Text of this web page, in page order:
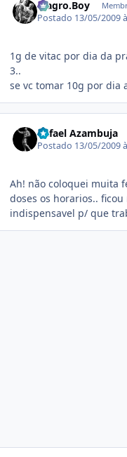
Magro.Boy
Postado 13/05/2009
1g de vitac por dia da
3..
se vc tomar 10g por dia
Rafael Azambuja
Postado 13/05/2009
Ah! não coloquei muita
doses os horarios..
indispensavel p/ que